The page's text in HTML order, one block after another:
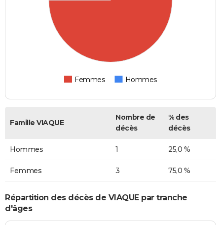
Femmes Hommes
Famille VIAQUE
Nombre de
décès
% des
décès
Hommes 1 25,0 %
Femmes 3 75,0 %
Répartition des décès de VIAQUE par tranche
d'âges